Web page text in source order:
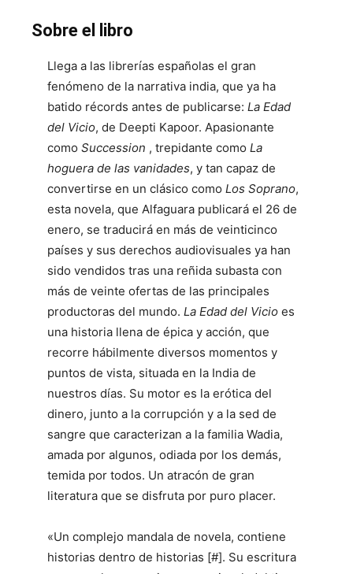
Sobre el libro
Llega a las librerías españolas el gran
fenómeno de la narrativa india, que ya ha
batido récords antes de publicarse: La Edad
del Vicio, de Deepti Kapoor. Apasionante
como Succession , trepidante como La
hoguera de las vanidades, y tan capaz de
convertirse en un clásico como Los Soprano,
esta novela, que Alfaguara publicará el 26 de
enero, se traducirá en más de veinticinco
países y sus derechos audiovisuales ya han
sido vendidos tras una reñida subasta con
más de veinte ofertas de las principales
productoras del mundo. La Edad del Vicio es
una historia llena de épica y acción, que
recorre hábilmente diversos momentos y
puntos de vista, situada en la India de
nuestros días. Su motor es la erótica del
dinero, junto a la corrupción y a la sed de
sangre que caracterizan a la familia Wadia,
amada por algunos, odiada por los demás,
temida por todos. Un atracón de gran
literatura que se disfruta por puro placer.
«Un complejo mandala de novela, contiene
historias dentro de historias [#]. Su escritura